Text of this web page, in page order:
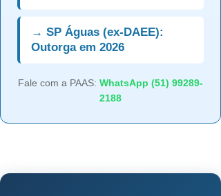
→ SP Águas (ex-DAEE):
Outorga em 2026
Fale com a PAAS: WhatsApp (51) 99289-
2188